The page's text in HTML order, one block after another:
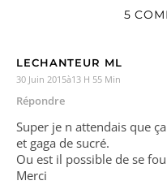
5
LECHANTEUR ML
30 Juin 2015à13 H 55 Min
Répondre
Super je n attendais que
et gaga de sucré.
Ou est il possible de se
Merci